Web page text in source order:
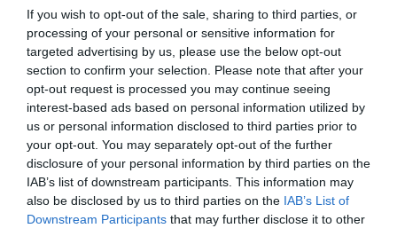
If you wish to opt-out of the sale, sharing to third parties, or
processing of your personal or sensitive information for
targeted advertising by us, please use the below opt-out
section to confirm your selection. Please note that after your
opt-out request is processed you may continue seeing
interest-based ads based on personal information utilized by
us or personal information disclosed to third parties prior to
your opt-out. You may separately opt-out of the further
disclosure of your personal information by third parties on the
IAB’s list of downstream participants. This information may
also be disclosed by us to third parties on the IAB’s List of
Downstream Participants that may further disclose it to other
O arranque foi dado pelo Vítor Pitti que junto ao “seu” combro
derrubou a primeira peça; um belo pato-real. Ou seria um pato-
presidencial?
Entrados no canteiro imediatamente os pássaros começaram a levantar,
mas não dando grandes hipóteses de tiro. Mas com um dia de magnífica